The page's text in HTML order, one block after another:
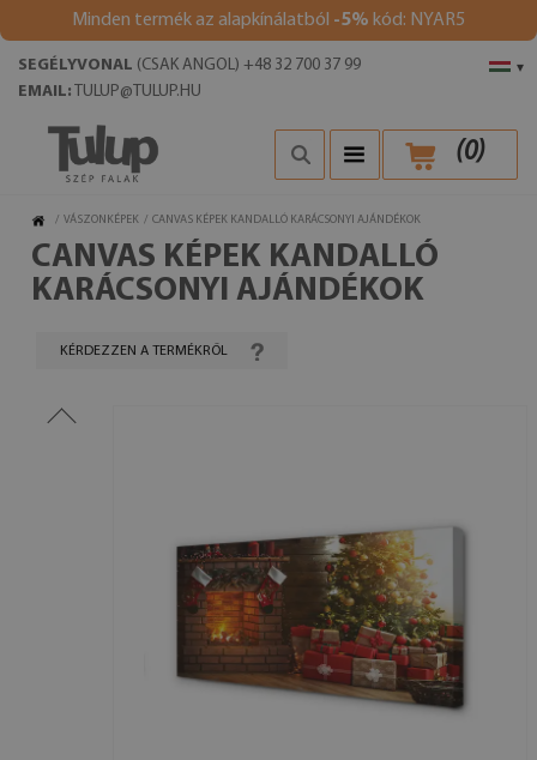
Minden termék az alapkínálatból -5% kód: NYAR5
▾
SEGÉLYVONAL (CSAK ANGOL) +48 32 700 37 99
EMAIL: TULUP@TULUP.HU
(0)
/ VÁSZONKÉPEK / CANVAS KÉPEK KANDALLÓ KARÁCSONYI AJÁNDÉKOK
CANVAS KÉPEK KANDALLÓ
KARÁCSONYI AJÁNDÉKOK
KÉRDEZZEN A TERMÉKRŐL